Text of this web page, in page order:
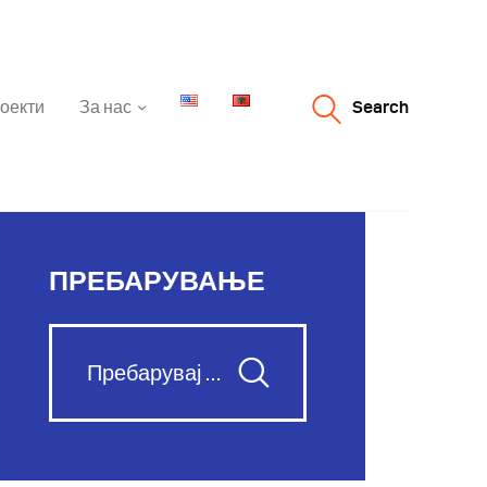
За нас Search
ПРЕБАРУВАЊЕ